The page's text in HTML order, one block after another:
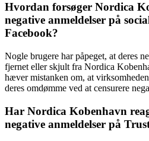
Hvordan forsøger Nordica
negative anmeldelser på
Facebook?
Nogle brugere har påpeget, at deres
fjernet eller skjult fra Nordica
hæver mistanken om, at
deres omdømme ved at censurere
Har Nordica Kobenhavn
negative anmeldelser på